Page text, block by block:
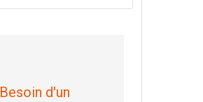
Besoin d'un